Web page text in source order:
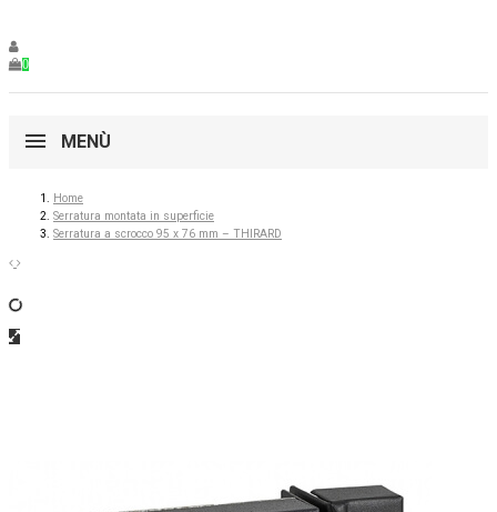
0
MENÙ
Home
Serratura montata in superficie
Serratura a scrocco 95 x 76 mm – THIRARD